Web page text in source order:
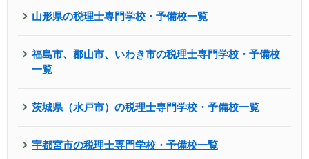
山形県の税理士専門学校・予備校一覧
福島市、郡山市、いわき市の税理士専門学校・予備校
一覧
茨城県（水戸市）の税理士専門学校・予備校一覧
宇都宮市の税理士専門学校・予備校一覧